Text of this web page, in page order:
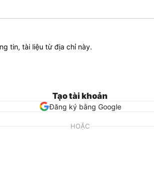
tin, tài liệu từ địa chỉ này.
Tạo tài khoản
Đăng ký bằng Google
HOẶC